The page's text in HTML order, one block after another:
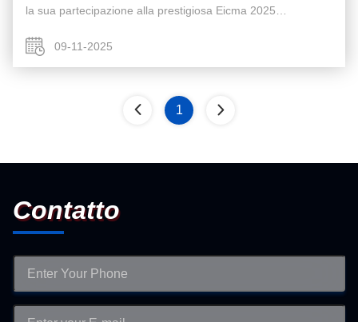
la sua partecipazione alla prestigiosa Eicma 2025
terrà questo ...
09-11-2025
1
Contatto